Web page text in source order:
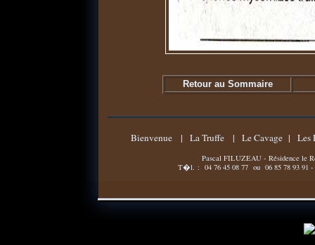
Retour au Sommaire
Bienvenue| La Truffe| Le Cavage| Les
Pascal FILUZEAU - Résidence le
T�l. : 04 76 45 08 77 ou 06 85 78 93 91 -